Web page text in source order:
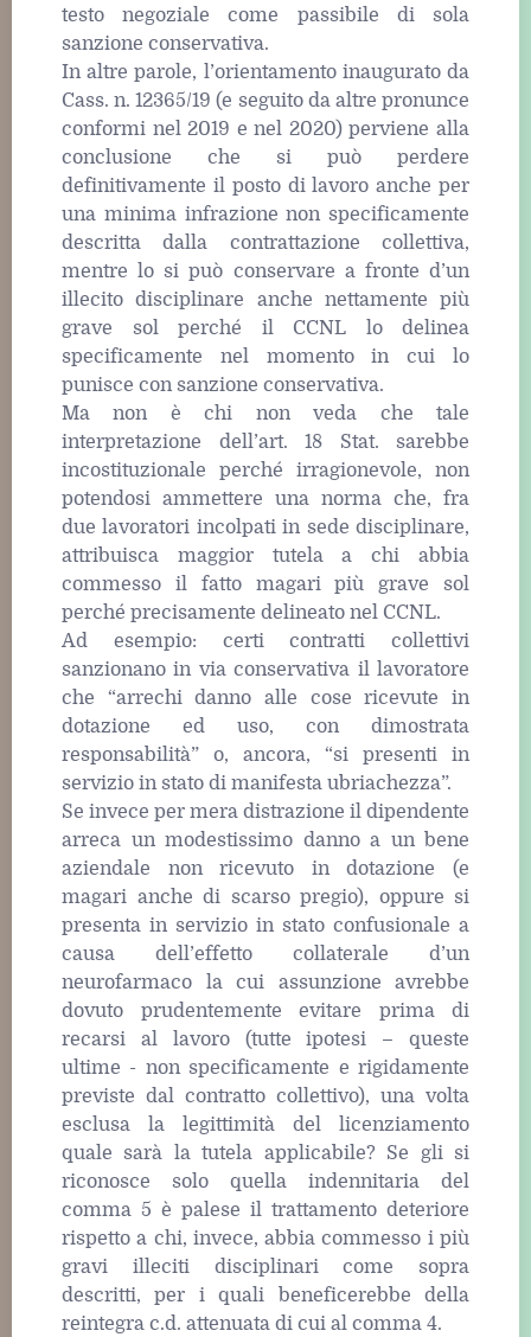
testo negoziale come passibile di sola
sanzione conservativa.
In altre parole, l’orientamento inaugurato da
Cass. n. 12365/19 (e seguito da altre pronunce
conformi nel 2019 e nel 2020) perviene alla
conclusione che si può perdere
definitivamente il posto di lavoro anche per
una minima infrazione non specificamente
descritta dalla contrattazione collettiva,
mentre lo si può conservare a fronte d’un
illecito disciplinare anche nettamente più
grave sol perché il CCNL lo delinea
specificamente nel momento in cui lo
punisce con sanzione conservativa.
Ma non è chi non veda che tale
interpretazione dell’art. 18 Stat. sarebbe
incostituzionale perché irragionevole, non
potendosi ammettere una norma che, fra
due lavoratori incolpati in sede disciplinare,
attribuisca maggior tutela a chi abbia
commesso il fatto magari più grave sol
perché precisamente delineato nel CCNL.
Ad esempio: certi contratti collettivi
sanzionano in via conservativa il lavoratore
che “arrechi danno alle cose ricevute in
dotazione ed uso, con dimostrata
responsabilità” o, ancora, “si presenti in
servizio in stato di manifesta ubriachezza”.
Se invece per mera distrazione il dipendente
arreca un modestissimo danno a un bene
aziendale non ricevuto in dotazione (e
magari anche di scarso pregio), oppure si
presenta in servizio in stato confusionale a
causa dell’effetto collaterale d’un
neurofarmaco la cui assunzione avrebbe
dovuto prudentemente evitare prima di
recarsi al lavoro (tutte ipotesi – queste
ultime - non specificamente e rigidamente
previste dal contratto collettivo), una volta
esclusa la legittimità del licenziamento
quale sarà la tutela applicabile? Se gli si
riconosce solo quella indennitaria del
comma 5 è palese il trattamento deteriore
rispetto a chi, invece, abbia commesso i più
gravi illeciti disciplinari come sopra
descritti, per i quali beneficerebbe della
reintegra c.d. attenuata di cui al comma 4.